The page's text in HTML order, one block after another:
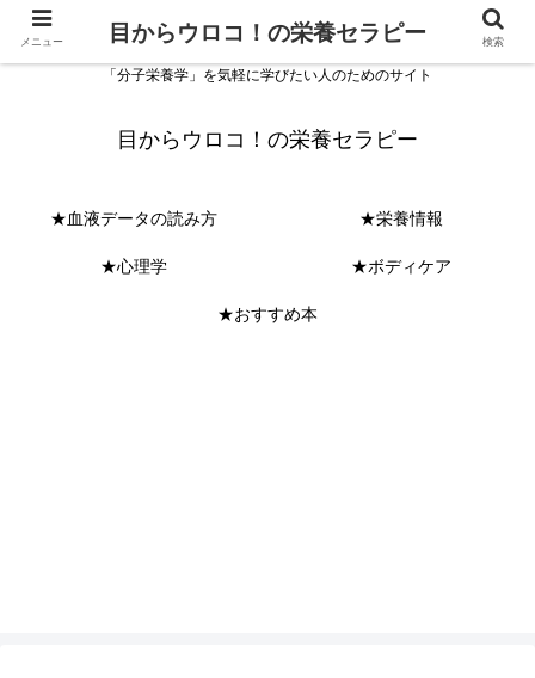
「分子栄養学」を気軽に学びたい人のためのサイト
目からウロコ！の栄養セラピー
★血液データの読み方 ★栄養情報
★心理学 ★ボディケア
★おすすめ本
メニュー 目からウロコ！の栄養セラピー 検索